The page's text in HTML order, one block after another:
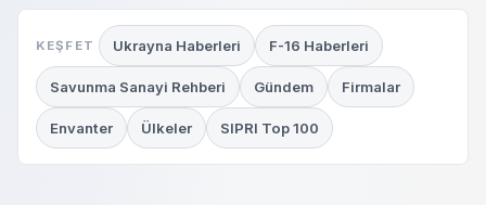
KEŞFET Ukrayna Haberleri F-16 Haberleri
Savunma Sanayi Rehberi Gündem Firmalar
Envanter Ülkeler SIPRI Top 100